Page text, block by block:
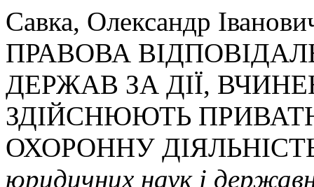
Савка, Олександр
ПРАВОВА
ДЕРЖАВ ЗА ДІЇ,
ЗДІЙСНЮЮТЬ
ОХОРОННУ
юридичних наук і